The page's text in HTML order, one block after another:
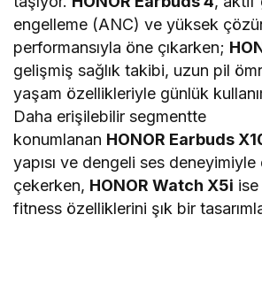
engelleme (ANC) ve yüksek
performansıyla öne çıkarken;
gelişmiş sağlık takibi, uzun pil
yaşam özellikleriyle günlük
Daha erişilebilir segmentte
konumlanan HONOR Earbuds
yapısı ve dengeli ses
çekerken, HONOR Watch X5i
fitness özelliklerini şık bir